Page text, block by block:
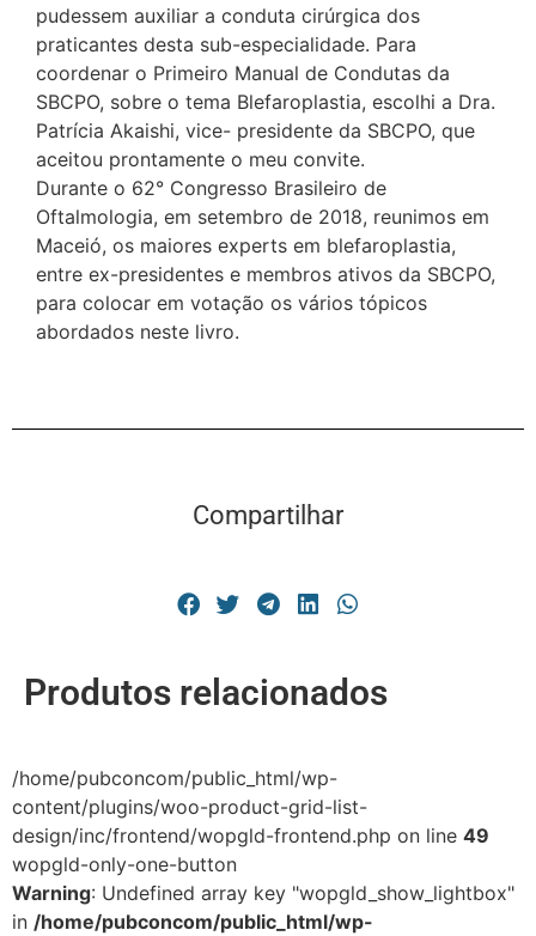
pudessem auxiliar a conduta cirúrgica dos
praticantes desta sub-especialidade. Para
coordenar o Primeiro Manual de Condutas da
SBCPO, sobre o tema Blefaroplastia, escolhi a Dra.
Patrícia Akaishi, vice- presidente da SBCPO, que
aceitou prontamente o meu convite.
Durante o 62° Congresso Brasileiro de
Oftalmologia, em setembro de 2018, reunimos em
Maceió, os maiores experts em blefaroplastia,
entre ex-presidentes e membros ativos da SBCPO,
para colocar em votação os vários tópicos
abordados neste livro.
Compartilhar
Produtos relacionados
/home/pubconcom/public_html/wp-
content/plugins/woo-product-grid-list-
design/inc/frontend/wopgld-frontend.php on line 49
wopgld-only-one-button
Warning: Undefined array key "wopgld_show_lightbox"
in /home/pubconcom/public_html/wp-